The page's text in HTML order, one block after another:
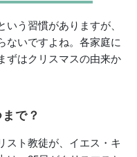
う習慣がありますが、
ないですよね。各家庭に
ずはクリスマスの由来か
で？
スト教徒が、イエス・キ